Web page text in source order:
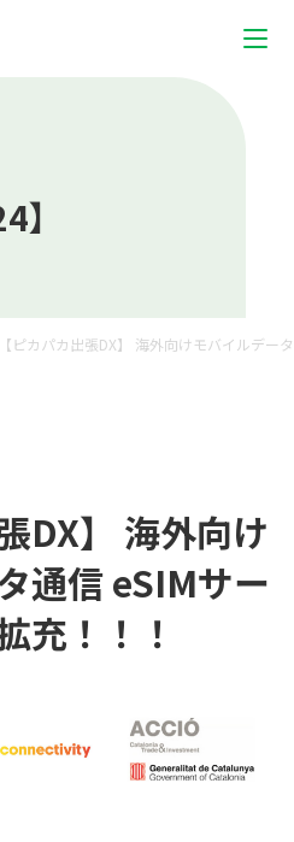
【ピカパカ出張DX】 海外向けモバイルデー
DX】 海外向け
通信 eSIMサー
充！！！